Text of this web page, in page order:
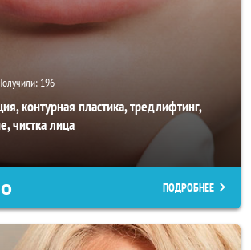
196
контурная пластика, тредлифтинг,
чистка лица
ПОДРОБНЕЕ